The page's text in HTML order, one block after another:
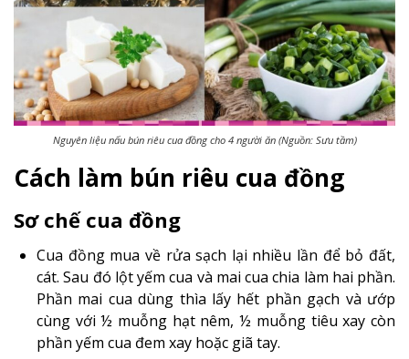
Nguyên liệu nấu bún riêu cua đồng cho 4 người ăn (Nguồn: Sưu tầm)
Cách làm bún riêu cua đồng
Sơ chế cua đồng
Cua đồng mua về rửa sạch lại nhiều lần để bỏ đất,
cát. Sau đó lột yếm cua và mai cua chia làm hai phần.
Phần mai cua dùng thìa lấy hết phần gạch và ướp
cùng với ½ muỗng hạt nêm, ½ muỗng tiêu xay còn
phần yếm cua đem xay hoặc giã tay.